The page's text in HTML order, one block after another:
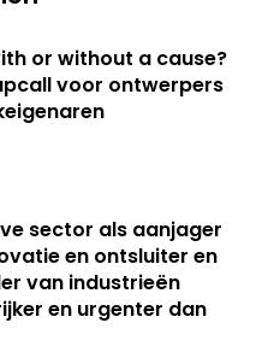
or without a cause?
voor ontwerpers
sector als aanjager
en ontsluiter en
van industrieën
en urgenter dan